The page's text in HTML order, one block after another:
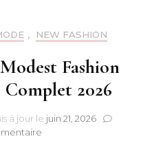
, NEW FASHION
Fashion
2026
à jour le juin 21, 2026